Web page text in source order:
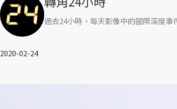
過去24小時，每天影像中的國際深度事
2020-02-24